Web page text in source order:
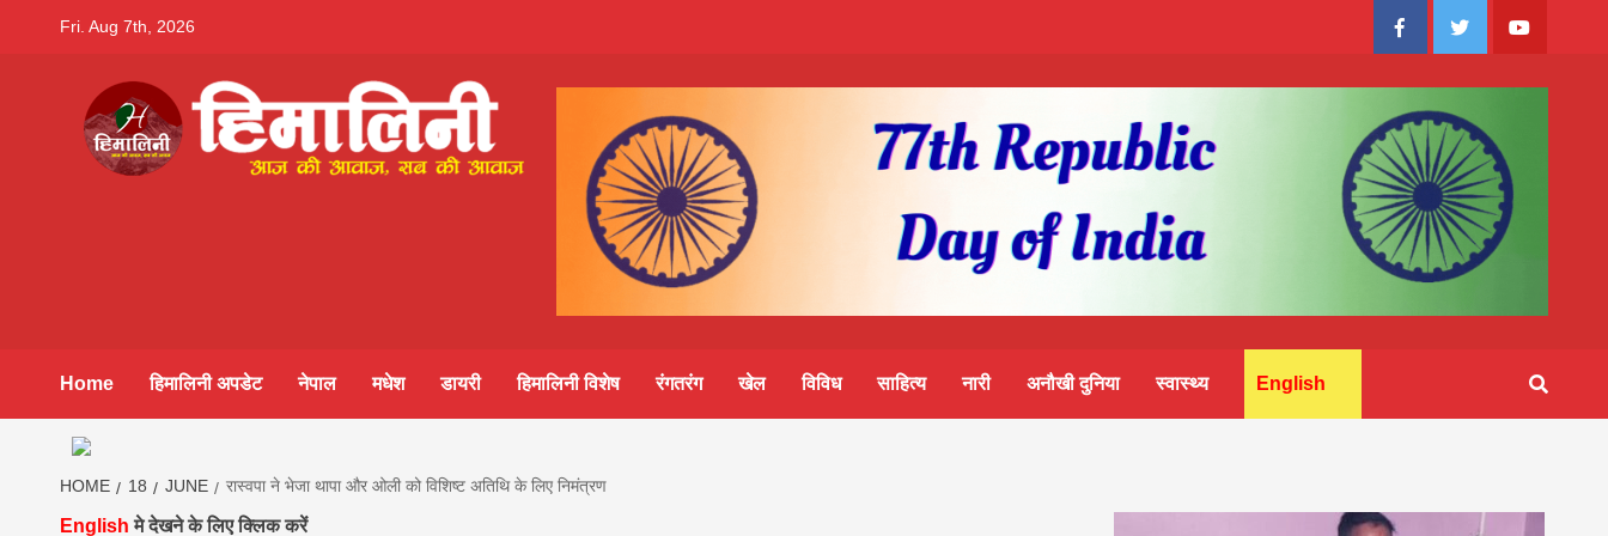
Fri. Aug 7th, 2026 FacebookTwitter Youtube
Himalini.com-
hindi magazine
||madhesh
khabar:Himalini
Home हिमालिनी अपडेट नेपाल मधेश डायरी हिमालिनी विशेष रंगतरंग खेल विविध साहित्य नारी अनौखी दुनिया स्वास्थ्य English
HOME 18 JUNE रास्वपा ने भेजा थापा और ओली को विशिष्ट अतिथि के लिए निमंत्रण
English मे देखने के लिए क्लिक करें